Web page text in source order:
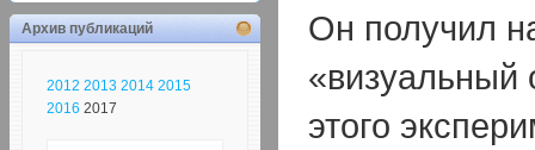
Он получил
«визуальный
этого
Архив публикаций
2012 2013 2014 2015
2016 2017